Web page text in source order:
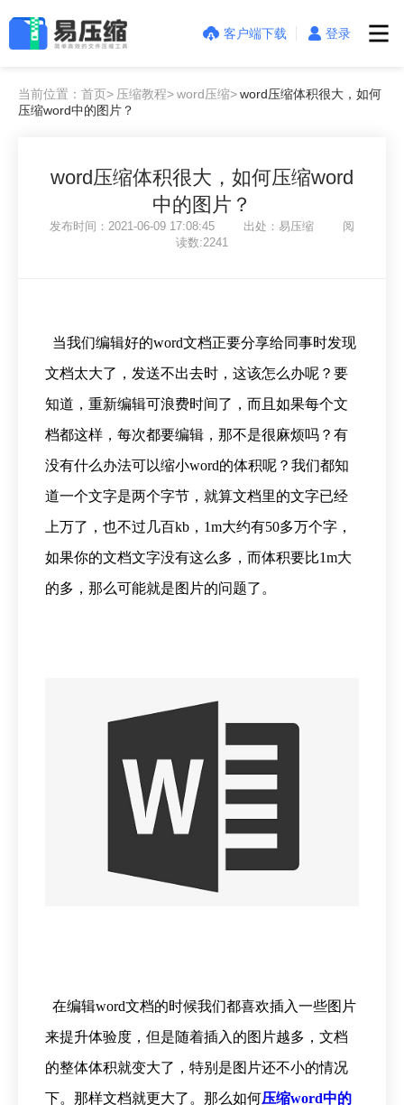
客户端下载 登录
当前位置：首页> 压缩教程>word压缩>word压缩体积很大，如何
压缩word中的图片？
word压缩体积很大，如何压缩word
中的图片？
发布时间：2021-06-09 17:08:45 出处：易压缩 阅
读数:2241
当我们编辑好的word文档正要分享给同事时发现
文档太大了，发送不出去时，这该怎么办呢？要
知道，重新编辑可浪费时间了，而且如果每个文
档都这样，每次都要编辑，那不是很麻烦吗？有
没有什么办法可以缩小word的体积呢？我们都知
道一个文字是两个字节，就算文档里的文字已经
上万了，也不过几百kb，1m大约有50多万个字，
如果你的文档文字没有这么多，而体积要比1m大
的多，那么可能就是图片的问题了。
在编辑word文档的时候我们都喜欢插入一些图片
来提升体验度，但是随着插入的图片越多，文档
的整体体积就变大了，特别是图片还不小的情况
下。那样文档就更大了。那么如何压缩word中的